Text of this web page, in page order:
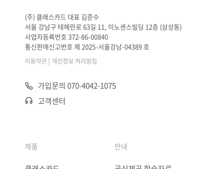
(주) 클래스카드 대표 김준수
서울 강남구 테헤란로 63길 11, 이노센스빌딩 12층 (삼성동)
사업자등록번호 372-86-00840
통신판매신고번호 제 2025-서울강남-04389 호
이용약관 | 개인정보 처리방침
가입문의 070-4042-1075
고객센터
제품 안내